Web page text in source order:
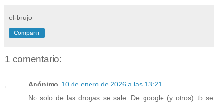
el-brujo
Compartir
1 comentario:
Anónimo 10 de enero de 2026 a las 13:21
No solo de las drogas se sale. De google (y otros) tb se